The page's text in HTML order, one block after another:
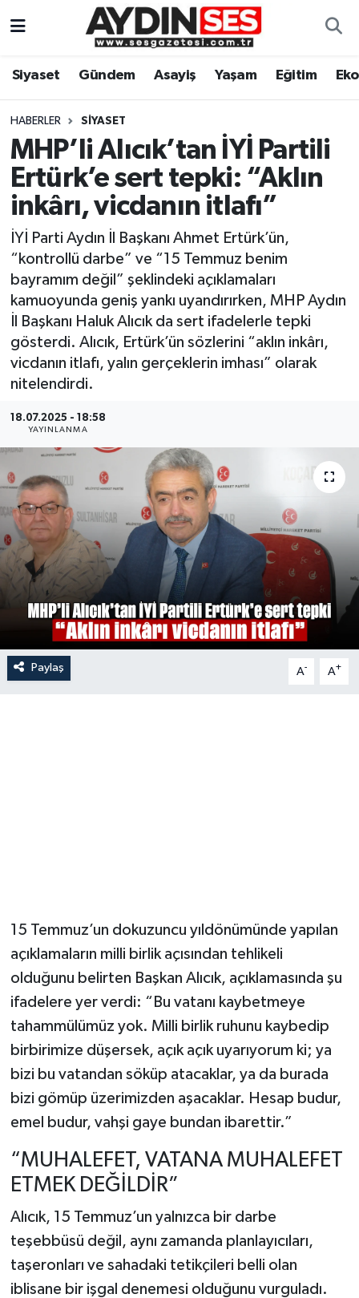
Siyaset Gündem Asayiş Yaşam Eğitim
HABERLER SIYASET
MHP’li Alıcık’tan İYİ Partili
Ertürk’e sert tepki: “Aklın
inkârı, vicdanın itlafı”
İYİ Parti Aydın İl Başkanı Ahmet Ertürk’ün,
“kontrollü darbe” ve “15 Temmuz benim
bayramım değil” şeklindeki açıklamaları
kamuoyunda geniş yankı uyandırırken, MHP Aydın
İl Başkanı Haluk Alıcık da sert ifadelerle tepki
gösterdi. Alıcık, Ertürk’ün sözlerini “aklın inkârı,
vicdanın itlafı, yalın gerçeklerin imhası” olarak
nitelendirdi.
18.07.2025 - 18:58
YAYINLANMA
Paylaş A- A+
15 Temmuz’un dokuzuncu yıldönümünde yapılan
açıklamaların milli birlik açısından tehlikeli
olduğunu belirten Başkan Alıcık, açıklamasında şu
ifadelere yer verdi: “Bu vatanı kaybetmeye
tahammülümüz yok. Milli birlik ruhunu kaybedip
birbirimize düşersek, açık açık uyarıyorum ki; ya
bizi bu vatandan söküp atacaklar, ya da burada
bizi gömüp üzerimizden aşacaklar. Hesap budur,
emel budur, vahşi gaye bundan ibarettir.”
“MUHALEFET, VATANA MUHALEFET
ETMEK DEĞİLDİR”
Alıcık, 15 Temmuz’un yalnızca bir darbe
teşebbüsü değil, aynı zamanda planlayıcıları,
taşeronları ve sahadaki tetikçileri belli olan
iblisane bir işgal denemesi olduğunu vurguladı.
Gündem
Siyaset
Ekonomi
Eğitim
Kültür Sanat
Spor
Aydın Hava Durumu
Aydin Namaz Vakitleri
Aydın Trafik Yoğunluk Haritası
Tüm Manşetler
Son Dakika Haberleri
Haber Arşivi